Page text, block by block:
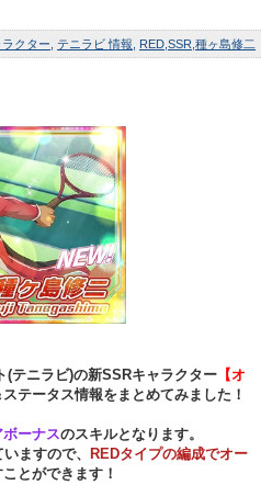
クター テニラビ 情報 RED SSR 種ヶ島修二
テニラビ)の新SSRキャラクター 【オ
テータス情報をまとめてみました！
ボーナスのスキルとなります。
ますので、
REDタイプの編成でオー
とができます！